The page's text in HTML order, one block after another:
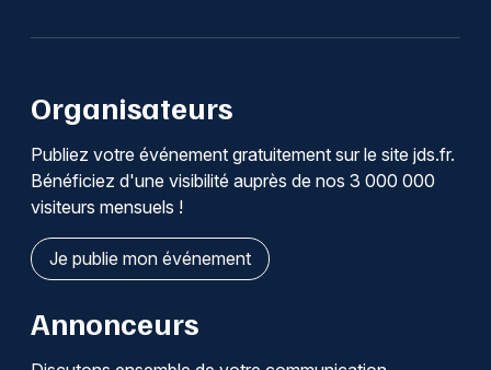
Organisateurs
Publiez votre événement gratuitement sur le site jds.fr.
Bénéficiez d'une visibilité auprès de nos 3 000 000
visiteurs mensuels !
Je publie mon événement
Annonceurs